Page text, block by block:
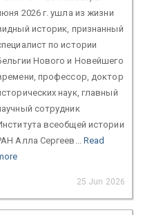
2026 г. ушла из жизни
историк, признанный
по истории
Нового и Новейшего
профессор, доктор
наук, главный
сотрудник
всеобщей истории
Алла Сергеев... Read
25 Jun 2026